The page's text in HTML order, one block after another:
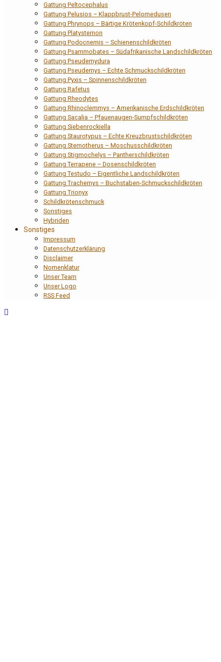
Gattung Peltocephalus
Gattung Pelusios – Klappbrust-Pelomedusen
Gattung Phrynops – Bärtige Krötenkopf-Schildkröten
Gattung Platysternon
Gattung Podocnemis – Schienenschildkröten
Gattung Psammobates – Südafrikanische Landschildkröten
Gattung Pseudemydura
Gattung Pseudemys – Echte Schmuckschildkröten
Gattung Pyxis – Spinnenschildkröten
Gattung Rafetus
Gattung Rheodytes
Gattung Rhinoclemmys – Amerikanische Erdschildkröten
Gattung Sacalia – Pfauenaugen-Sumpfschildkröten
Gattung Siebenrockiella
Gattung Staurotypus – Echte Kreuzbrustschildkröten
Gattung Sternotherus – Moschusschildkröten
Gattung Stigmochelys – Pantherschildkröten
Gattung Terrapene – Dosenschildkröten
Gattung Testudo – Eigentliche Landschildkröten
Gattung Trachemys – Buchstaben-Schmuckschildkröten
Gattung Trionyx
Schildkrötenschmuck
Sonstiges
Hybriden
Sonstiges
Impressum
Datenschutzerklärung
Disclaimer
Nomenklatur
Unser Team
Unser Logo
RSS Feed